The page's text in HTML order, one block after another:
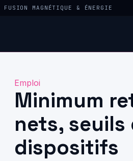
MAGNÉTIQUE & ÉNERGIE
Emploi
Minimum
nets,
dispositifs